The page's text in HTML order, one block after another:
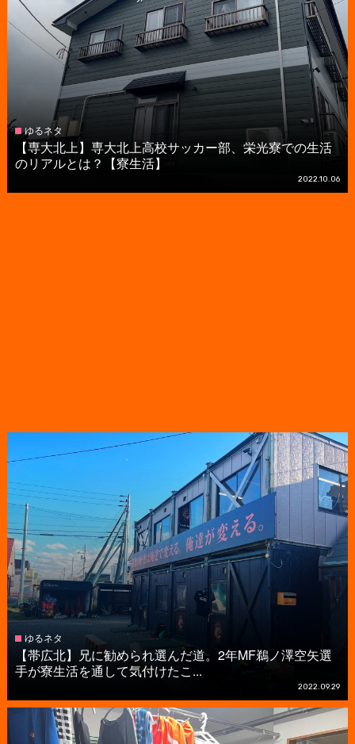
ゆるネタ
【専大北上】専大北上高校サッカー部、栄光寮での生活
のリアルとは？【寮生活】
2022.10.06
ゆるネタ
【帯広北】兄に勧められ選んだ道。2年MF鵜ノ澤空矢選
手が寮生活を通して気付けたこ...
2022.09.29